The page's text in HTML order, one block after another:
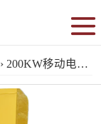
› 200KW移动电站_柴油发电车